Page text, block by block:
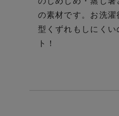
の素材です。お洗濯
型くずれもしにくい
ト！